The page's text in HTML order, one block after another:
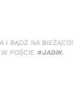
I BĄDŹ NA BIEŻĄCO!
POŚCIE #JADIK.